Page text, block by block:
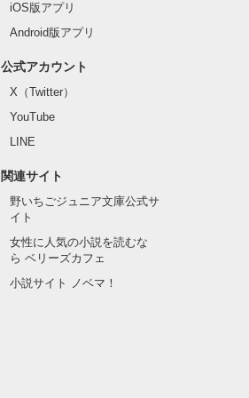
iOS版アプリ
Android版アプリ
公式アカウント
X（Twitter）
YouTube
LINE
関連サイト
野いちごジュニア文庫公式サ
イト
女性に人気の小説を読むな
ら ベリーズカフェ
小説サイト ノベマ！